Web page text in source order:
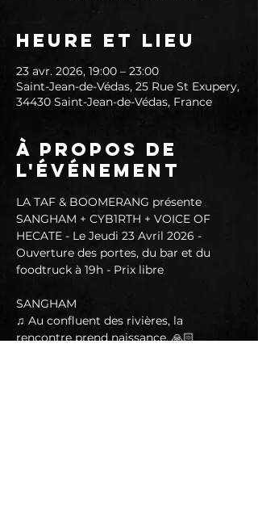
Heure et lieu
23 avr. 2026, 19:00 – 23:00
Saint-Jean-de-Védas, 25 Rue St Exupery,
34430 Saint-Jean-de-Védas, France
À propos de
l'événement
LA TAF & BOOMERANG présente
SANGHAM + CYB1RTH + VOICE OF
HECATE - Le Jeudi 23 Avril 2026 -
Ouverture des portes, du bar et du
foodtruck à 19h - Prix libre
SANGHAM
♫ Au confluent des rivières, la
rencontre prend naissance. 🙏🏻